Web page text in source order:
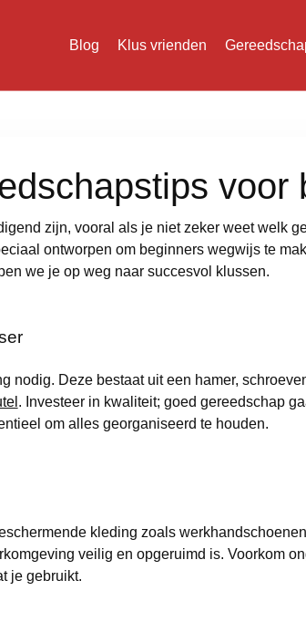
Blog Klus vrienden
voor
zijn, vooral als je niet zeker weet welk
ontworpen om beginners wegwijs te
we je op weg naar succesvol klussen.
nodig. Deze bestaat uit een hamer,
. Investeer in kwaliteit; goed gereedschap
om alles georganiseerd te houden.
kleding zoals
veilig en opgeruimd is. Voorkom
je gebruikt.